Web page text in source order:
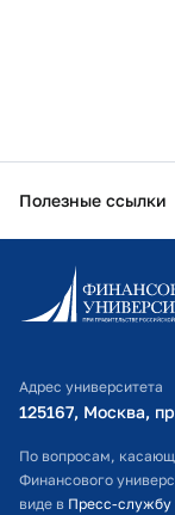
Полезные ссылки
Информационно-
Личный кабинет
Оплата обучения
Расписание
Студенческий офис
Адрес университета
125167, Москва,
По вопросам,
Финансового
виде в Пресс-службу